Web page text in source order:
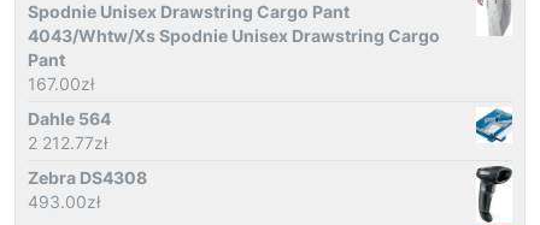
Spodnie Unisex Drawstring Cargo Pant
4043/Whtw/Xs Spodnie Unisex Drawstring Cargo
Pant
167.00zł
Dahle 564
2 212.77zł
Zebra DS4308
493.00zł